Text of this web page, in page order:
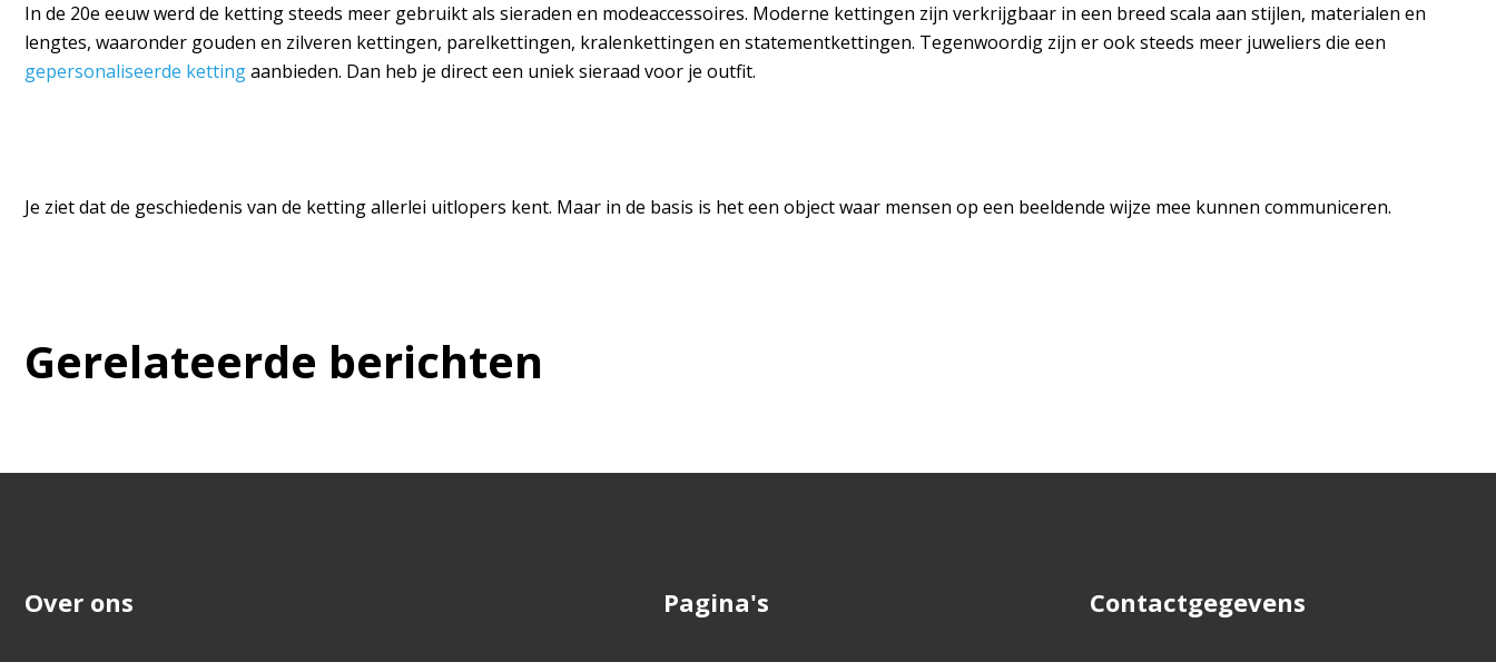
In de 20e eeuw werd de ketting steeds meer gebruikt als sieraden en modeaccessoires. Moderne kettingen zijn verkrijgbaar in een breed scala aan stijlen, materialen en
lengtes, waaronder gouden en zilveren kettingen, parelkettingen, kralenkettingen en statementkettingen. Tegenwoordig zijn er ook steeds meer juweliers die een
gepersonaliseerde kettingaanbieden. Dan heb je direct een uniek sieraad voor je outfit.
Je ziet dat de geschiedenis van de ketting allerlei uitlopers kent. Maar in de basis is het een object waar mensen op een beeldende wijze mee kunnen communiceren.
Gerelateerde berichten
Over ons Pagina's Contactgegevens